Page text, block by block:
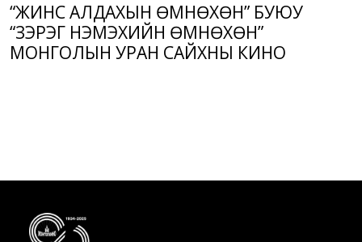
“ЖИНС АЛДАХЫН ӨМНӨХӨН” БУЮУ
“ЗЭРЭГ НЭМЭХИЙН ӨМНӨХӨН”
МОНГОЛЫН УРАН САЙХНЫ КИНО